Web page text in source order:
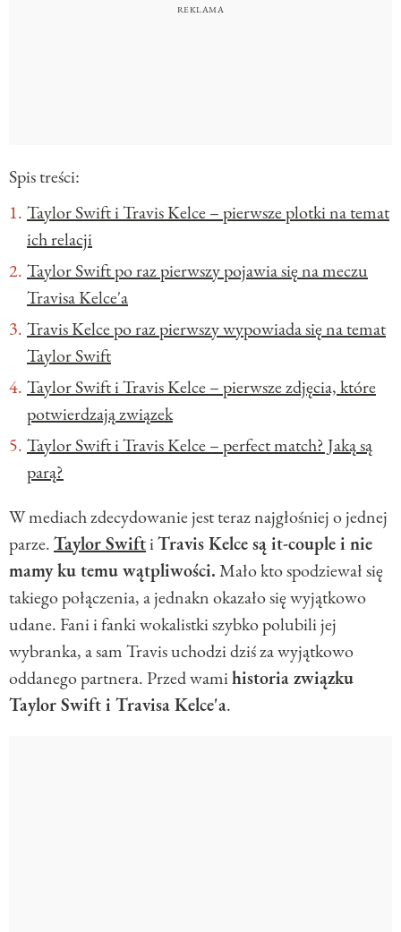
Spis treści:
Taylor Swift i Travis Kelce – pierwsze plotki na temat
ich relacji
Taylor Swift po raz pierwszy pojawia się na meczu
Travisa Kelce'a
Travis Kelce po raz pierwszy wypowiada się na temat
Taylor Swift
Taylor Swift i Travis Kelce – pierwsze zdjęcia, które
potwierdzają związek
Taylor Swift i Travis Kelce – perfect match? Jaką są
parą?
W mediach zdecydowanie jest teraz najgłośniej o jednej
parze.Taylor SwiftiTravis Kelce są it-couple i nie
mamy ku temu wątpliwości.Mało kto spodziewał się
takiego połączenia, a jednakn okazało się wyjątkowo
udane. Fani i fanki wokalistki szybko polubili jej
wybranka, a sam Travis uchodzi dziś za wyjątkowo
oddanego partnera. Przed wamihistoria związku
Taylor Swift i Travisa Kelce'a.